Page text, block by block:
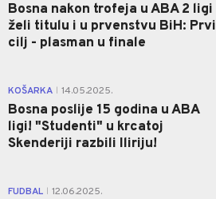
Bosna nakon trofeja u ABA 2 ligi
želi titulu i u prvenstvu BiH: Prvi
cilj - plasman u finale
KOŠARKA 14.05.2025.
Bosna poslije 15 godina u ABA
ligi! "Studenti" u krcatoj
Skenderiji razbili Iliriju!
FUDBAL 12.06.2025.